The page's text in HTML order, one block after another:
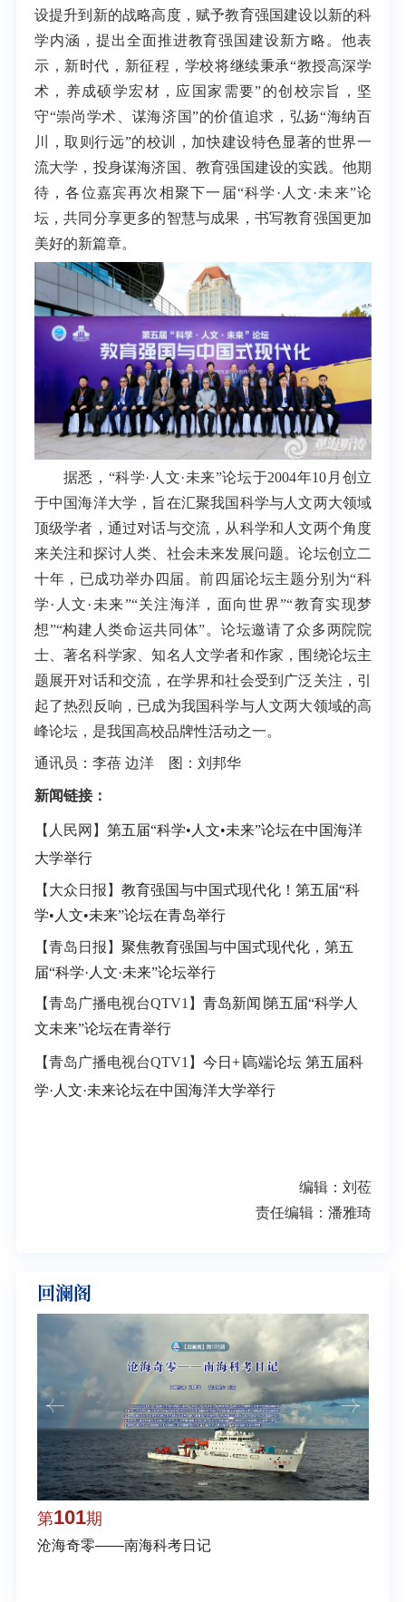
设提升到新的战略高度，赋予教育强国建设以新的科
学内涵，提出全面推进教育强国建设新方略。他表
示，新时代，新征程，学校将继续秉承“教授高深学
术，养成硕学宏材，应国家需要”的创校宗旨，坚
守“崇尚学术、谋海济国”的价值追求，弘扬“海纳百
川，取则行远”的校训，加快建设特色显著的世界一
流大学，投身谋海济国、教育强国建设的实践。他期
待，各位嘉宾再次相聚下一届“科学·人文·未来”论
坛，共同分享更多的智慧与成果，书写教育强国更加
美好的新篇章。
据悉，“科学·人文·未来”论坛于2004年10月创立
于中国海洋大学，旨在汇聚我国科学与人文两大领域
顶级学者，通过对话与交流，从科学和人文两个角度
来关注和探讨人类、社会未来发展问题。论坛创立二
十年，已成功举办四届。前四届论坛主题分别为“科
学·人文·未来”“关注海洋，面向世界”“教育实现梦
想”“构建人类命运共同体”。论坛邀请了众多两院院
士、著名科学家、知名人文学者和作家，围绕论坛主
题展开对话和交流，在学界和社会受到广泛关注，引
起了热烈反响，已成为我国科学与人文两大领域的高
峰论坛，是我国高校品牌性活动之一。
通讯员：李蓓 边洋 图：刘邦华
新闻链接：
【人民网】 第五届“科学•人文•未来”论坛在中国海洋
大学举行
【大众日报】 教育强国与中国式现代化！第五届“科
学•人文•未来”论坛在青岛举行
【青岛日报】 聚焦教育强国与中国式现代化，第五
届“科学·人文·未来”论坛举行
【青岛广播电视台QTV1】 青岛新闻∣第五届“科学人
文未来”论坛在青举行
【青岛广播电视台QTV1】 今日+∣高端论坛 第五届科
学·人文·未来论坛在中国海洋大学举行
编辑：刘莅
责任编辑：潘雅琦
回澜阁
第101期
沧海奇零——南海科考日记